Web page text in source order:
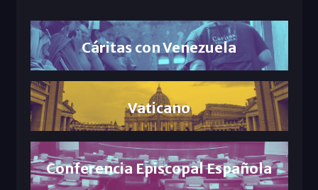
Cáritas con Venezuela
Vaticano
Conferencia Episcopal Española